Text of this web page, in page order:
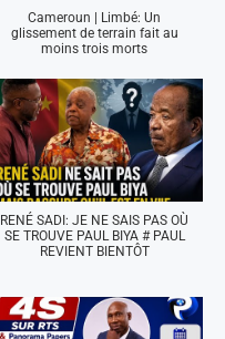
Cameroun | Limbé: Un
glissement de terrain fait au
moins trois morts
RENÉ SADI: JE NE SAIS PAS OÙ
SE TROUVE PAUL BIYA # PAUL
REVIENT BIENTÔT